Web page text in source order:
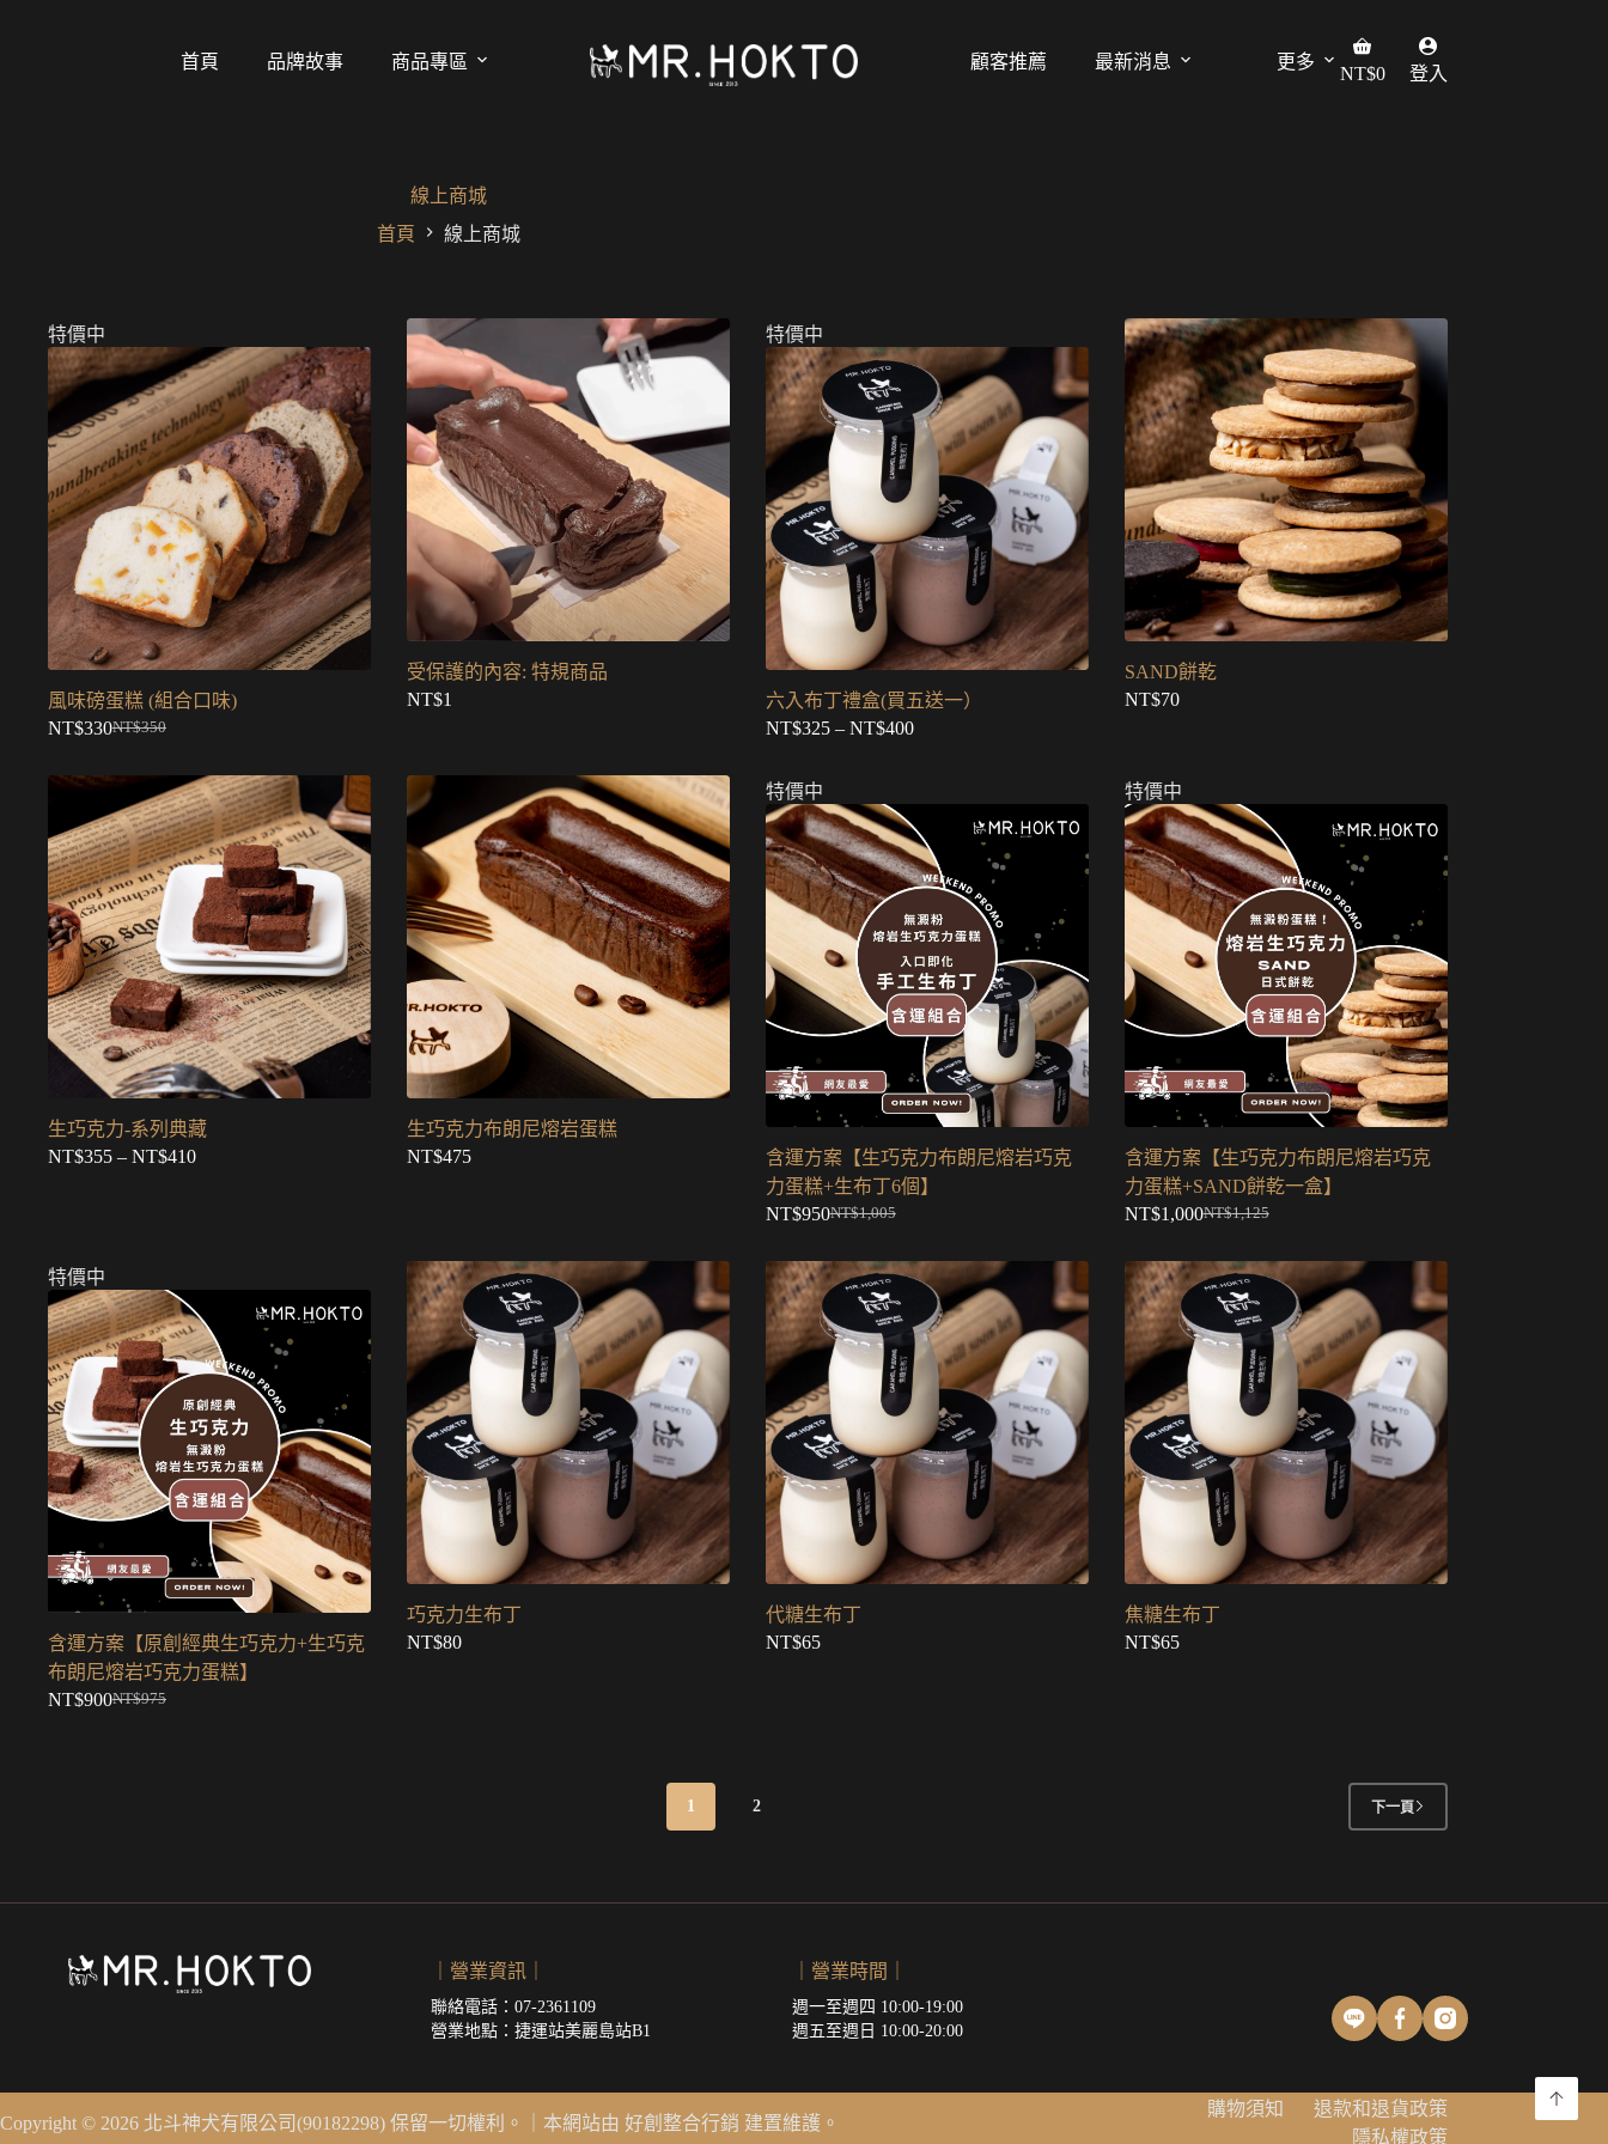
首頁 品牌故事 商品專區 顧客推薦 最新消息 更多
購
物
NT$0 登入
線上商城
首頁
線上商城
特價中
風味磅蛋糕 (組合口味)
NT$350
始
格：
NT$350。
NT$330
前
格：
NT$330。
受保護的內容: 特規商品
NT$1
特價中
六入布丁禮盒(買五送一）
NT$325 – NT$400價
NT$325
到
NT$400
SAND餅乾
NT$70
生巧克力-系列典藏
NT$355 – NT$410價
NT$410
生巧克力布朗尼熔岩蛋糕
NT$475
特價中
含運方案【生巧克力布朗尼熔岩巧克
力蛋糕+生布丁6個】
NT$1,005
始
價
格：
NT$1,005。
NT$950
前
價
格：
NT$950。
特價中
含運方案【生巧克力布朗尼熔岩巧克
力蛋糕+SAND餅乾一盒】
NT$1,125
始
價
格：
NT$1,125。
NT$1,000
前
價
格：
NT$1,000。
特價中
含運方案【原創經典生巧克力+生巧克
布朗尼熔岩巧克力蛋糕】
NT$975
NT$900
巧克力生布丁
NT$80
代糖生布丁
NT$65
焦糖生布丁
NT$65
1 2 下一頁
｜營業資訊｜
聯絡電話：07-2361109
營業地點： 捷運站美麗島站B1
｜營業時間｜
週一至週四 10:00-19:00
週五至週日 10:00-20:00
Copyright © 2026 北斗神犬有限公司(90182298) 保留一切權利。｜本網站由 好創整合行銷 建置維護。
購物須知
退款和退貨政策
隱私權政策